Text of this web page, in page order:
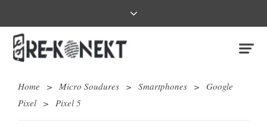
Home > Micro Soudures > Smartphones > Google
Pixel > Pixel 5